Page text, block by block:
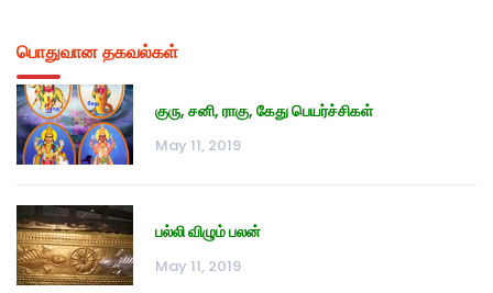
பொதுவான தகவல்கள்
குரு, சனி, ராகு, கேது பெயர்ச்சிகள்
May 11, 2019
பல்லி விழும் பலன்
May 11, 2019